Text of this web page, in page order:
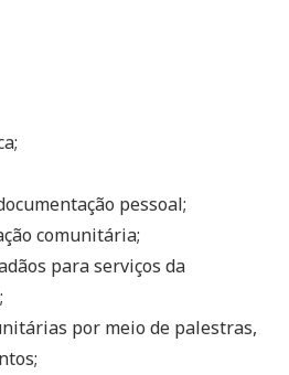
pessoal;
comunitária;
para serviços da
por meio de palestras,